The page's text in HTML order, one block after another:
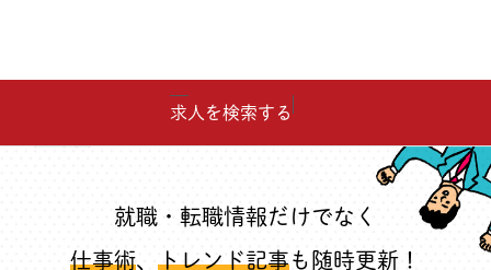
求人を検索する
就職・転職情報だけでなく
仕事術、 トレンド記事も随時更新！